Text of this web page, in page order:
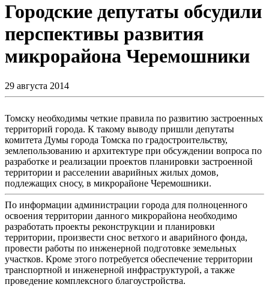
Городские депутаты обсудили
перспективы развития
микрорайона Черемошники
29 августа 2014
Томску необходимы четкие правила по развитию застроенных
территорий города. К такому выводу пришли депутаты
комитета Думы города Томска по градостроительству,
землепользованию и архитектуре при обсуждении вопроса по
разработке и реализации проектов планировки застроенной
территории и расселении аварийных жилых домов,
подлежащих сносу, в микрорайоне Черемошники.
По информации администрации города для полноценного
освоения территории данного микрорайона необходимо
разработать проекты реконструкции и планировки
территории, произвести снос ветхого и аварийного фонда,
провести работы по инженерной подготовке земельных
участков. Кроме этого потребуется обеспечение территории
транспортной и инженерной инфраструктурой, а также
проведение комплексного благоустройства.